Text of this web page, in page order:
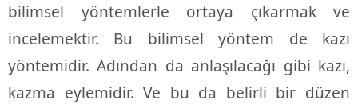
bilimsel yöntemlerle ortaya çıkarmak ve
incelemektir. Bu bilimsel yöntem de kazı
yöntemidir. Adından da anlaşılacağı gibi kazı,
kazma eylemidir. Ve bu da belirli bir düzen